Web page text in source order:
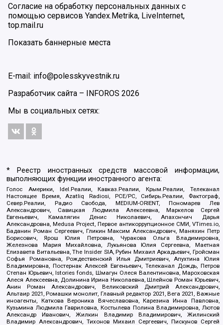
Согласие на обработку персональных данных с
помощью сервисов Yandex.Metrika, LiveInternet,
top.mail.ru
Показать баннерные места
E-mail: info@polesskyvestnik.ru
Разработчик сайта – INFOROS 2026
Мы в социальных сетях:
* Реестр иностранных средств массовой информации,
выполняющих функции иностранного агента:
Голос Америки, Idel.Реалии, Кавказ.Реалии, Крым.Реалии, Телеканал
Настоящее Время, Azatliq Radiosi, PCE/PC, Сибирь.Реалии, Фактограф,
Север.Реалии, Радио Свобода, MEDIUM-ORIENT, Пономарев Лев
Александрович, Савицкая Людмила Алексеевна, Маркелов Сергей
Евгеньевич, Камалягин Денис Николаевич, Апахончич Дарья
Александровна, Medusa Project, Первое антикоррупционное СМИ, VTimes.io,
Баданин Роман Сергеевич, Гликин Максим Александрович, Маняхин Петр
Борисович, Ярош Юлия Петровна, Чуракова Ольга Владимировна,
Железнова Мария Михайловна, Лукьянова Юлия Сергеевна, Маетная
Елизавета Витальевна, The Insider SIA, Рубин Михаил Аркадьевич, Гройсман
Софья Романовна, Рождественский Илья Дмитриевич, Апухтина Юлия
Владимировна, Постернак Алексей Евгеньевич, Телеканал Дождь, Петров
Степан Юрьевич, Istories fonds, Шмагун Олеся Валентиновна, Мароховская
Алеся Алексеевна, Долинина Ирина Николаевна, Шлейнов Роман Юрьевич,
Анин Роман Александрович, Великовский Дмитрий Александрович,
Альтаир 2021, Ромашки монолит, Главный редактор 2021, Вега 2021, Важные
иноагенты, Каткова Вероника Вячеславовна, Карезина Инна Павловна,
Кузьмина Людмила Гавриловна, Костылева Полина Владимировна, Лютов
Александр Иванович, Жилкин Владимир Владимирович, Жилинский
Владимир Александрович, Тихонов Михаил Сергеевич, Пискунов Сергей